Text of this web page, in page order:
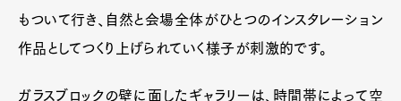
もついて行き、自然と会場全体がひとつのインスタレーション
作品としてつくり上げられていく様子が刺激的です。
ガラスブロックの壁に面したギャラリーは、時間帯によって空